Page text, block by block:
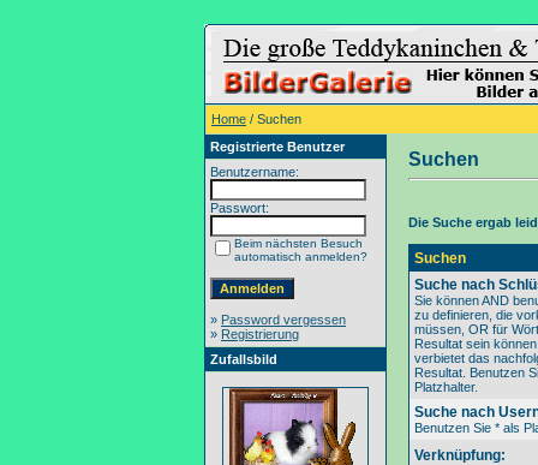
Home / Suchen
Registrierte Benutzer
Benutzername:
Passwort:
Beim nächsten Besuch
automatisch anmelden?
» Password vergessen
» Registrierung
Zufallsbild
Suchen
Die Suche ergab
Suchen
Suche nach
Sie können AND
zu definieren, die
müssen, OR für
Resultat sein
verbietet das
Resultat. Benutzen
Platzhalter.
Suche nach
Benutzen Sie * als
Verknüpfung: